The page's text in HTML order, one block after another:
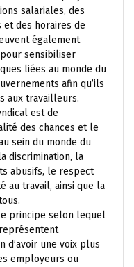
salariales, des
et des horaires de
également
sensibiliser
liées au monde du
afin qu’ils
aux travailleurs.
est de
des chances et le
sein du monde du
discrimination, la
abusifs, le respect
au travail, ainsi que la
principe selon lequel
une voix plus
employeurs ou